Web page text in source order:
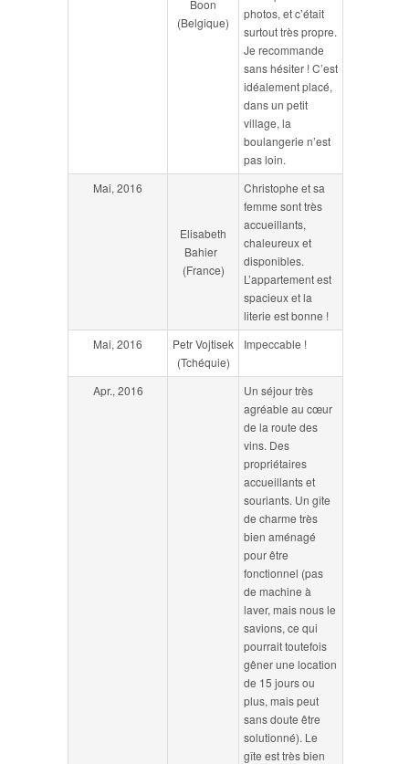
Boon
(Belgique)
photos, et c’était
surtout très propre.
Je recommande
sans hésiter ! C’est
idéalement placé,
dans un petit
village, la
boulangerie n’est
pas loin.
Mai, 2016
Elisabeth
Bahier
(France)
Christophe et sa
femme sont très
accueillants,
chaleureux et
disponibles.
L’appartement est
spacieux et la
literie est bonne !
Mai, 2016
Petr Vojtisek
(Tchéquie)
Impeccable !
Apr., 2016
Un séjour très
agréable au cœur
de la route des
vins. Des
propriétaires
accueillants et
souriants. Un gîte
de charme très
bien aménagé
pour être
fonctionnel (pas
de machine à
laver, mais nous le
savions, ce qui
pourrait toutefois
gêner une location
de 15 jours ou
plus, mais peut
sans doute être
solutionné). Le
gîte est très bien